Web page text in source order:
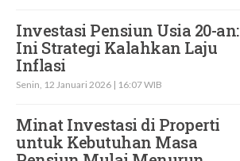
Investasi Pensiun Usia 20-an:
Ini Strategi Kalahkan Laju
Inflasi
Senin, 12 Januari 2026 | 16:07 WIB
Minat Investasi di Properti
untuk Kebutuhan Masa